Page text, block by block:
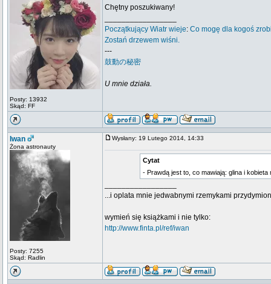
Posty: 13932
Skąd: FF
Chętny poszukiwany!
Początkujący Wiatr wieje: Co mogę dla kogoś
Zostań drzewem wiśni.
---
鼓動の秘密
U mnie działa.
Iwan
Żona astronauty
Posty: 7255
Skąd: Radlin
Wysłany: 19 Lutego 2014, 14:33
Cytat
- Prawdą jest to, co mawiają: glina i
...i oplata mnie jedwabnymi rzemykami
wymień się książkami i nie tylko:
http://www.finta.pl/ref/iwan